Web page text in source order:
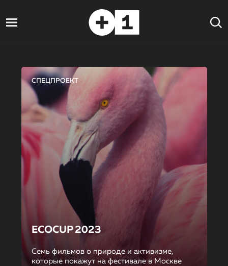
СПЕЦПРОЕКТ
ECOCUP 2023
Семь фильмов о природе и активизме,
которые покажут на фестивале в Москве